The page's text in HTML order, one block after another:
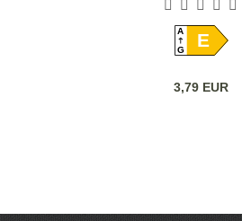
A
GE
3,79 EUR